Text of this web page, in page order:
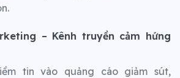
– Kênh truyền cảm hứng
tin vào quảng cáo giảm sút,